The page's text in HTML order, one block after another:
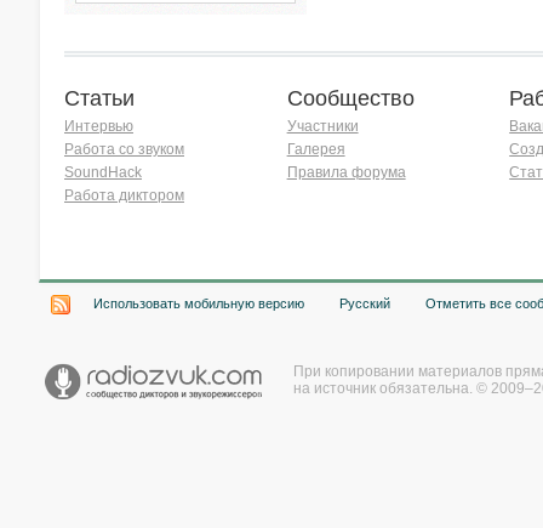
Статьи
Интервью
Работа со звуком
SoundHack
Работа диктором
Сообщество
Участники
Галерея
Правила форума
Использовать мобильную версию Русский Отметить все
При копировании материалов
на источник обязательна. ©